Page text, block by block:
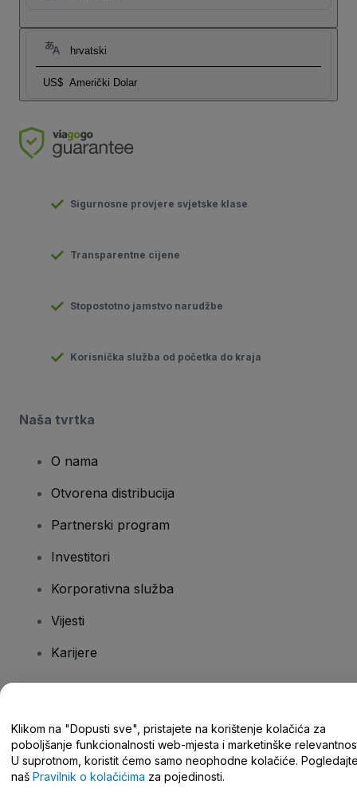
hrvatski
US$ Američki Dolar
Sigurnosne provjere svjetske klase
Transparentne cijene
Stopostotno jamstvo narudžbe
Korisnička služba od početka do kraja
Naša tvrtka
O nama
Otvorena distribucija
Partnerski program
Investitori
Korporativna služba
Vijesti
Karijere
Centar za pomoć/kontaktirajte nas
Klikom na "Dopusti sve", pristajete na korištenje kolačića za
poboljšanje funkcionalnosti web-mjesta i marketinške
U suprotnom, koristit ćemo samo neophodne kolačiće.
naš Pravilnik o kolačićima za pojedinosti.